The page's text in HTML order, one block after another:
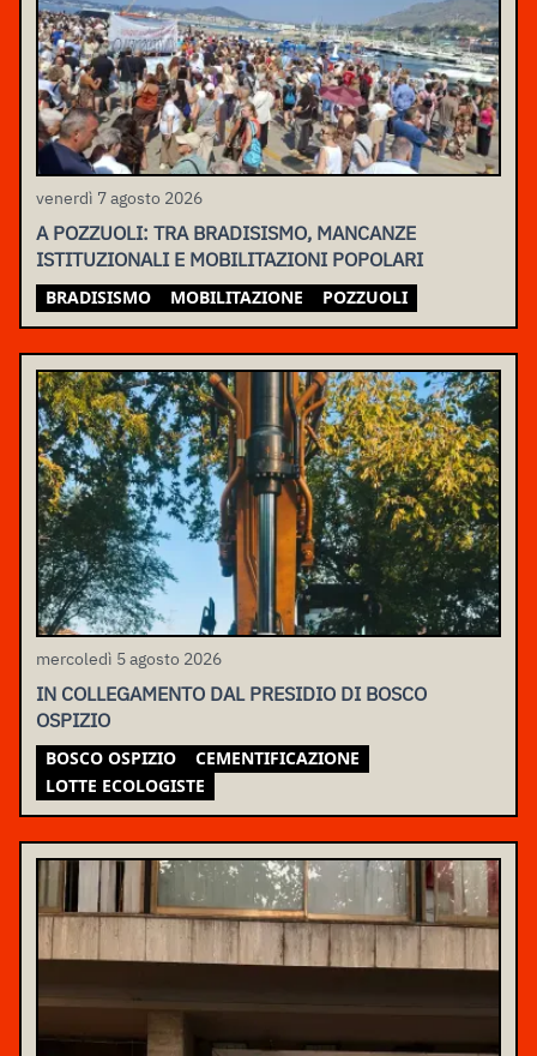
venerdì 7 agosto 2026
A POZZUOLI: TRA BRADISISMO, MANCANZE
ISTITUZIONALI E MOBILITAZIONI POPOLARI
BRADISISMO MOBILITAZIONE POZZUOLI
mercoledì 5 agosto 2026
IN COLLEGAMENTO DAL PRESIDIO DI BOSCO
OSPIZIO
BOSCO OSPIZIO
CEMENTIFICAZIONE
LOTTE ECOLOGISTE